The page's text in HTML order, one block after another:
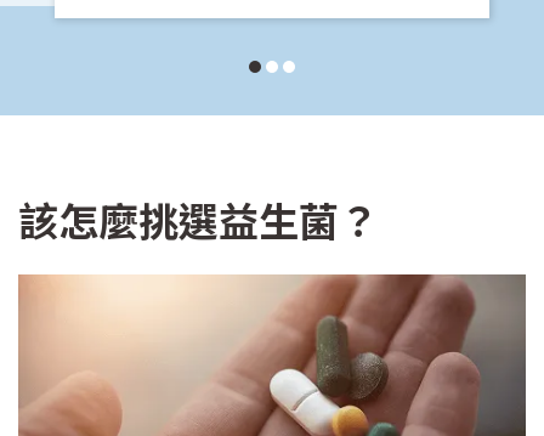
該怎麼挑選益生菌？